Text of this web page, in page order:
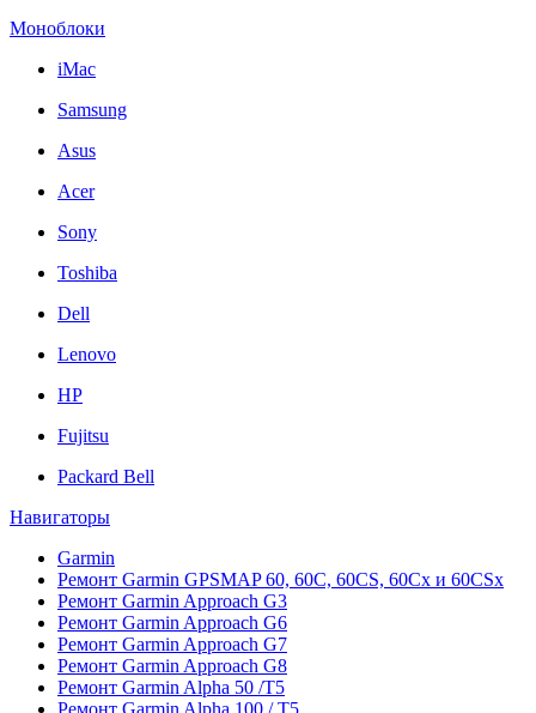
Моноблоки
iMac
Samsung
Asus
Acer
Sony
Toshiba
Dell
Lenovo
HP
Fujitsu
Packard Bell
Навигаторы
Garmin
Ремонт Garmin GPSMAP 60, 60C, 60CS, 60Cx и 60CSx
Ремонт Garmin Approach G3
Ремонт Garmin Approach G6
Ремонт Garmin Approach G7
Ремонт Garmin Approach G8
Ремонт Garmin Alpha 50 /T5
Ремонт Garmin Alpha 100 / T5